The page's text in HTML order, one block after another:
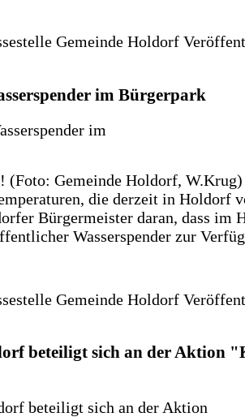
Gemeinde Holdorf
im Bürgerpark
(Foto: Gemeinde Holdorf,
die derzeit in Holdorf
Bürgermeister daran, dass im
Wasserspender zur
Gemeinde Holdorf
beteiligt sich an der Aktion